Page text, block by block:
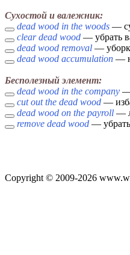
Сухостой и валежник:
dead wood in the woods —
clear dead wood — убрать
dead wood removal —
dead wood accumulation —
Бесполезный элемент:
dead wood in the company —
cut out the dead wood —
dead wood on the payroll —
remove dead wood —
Copyright © 2009-2026